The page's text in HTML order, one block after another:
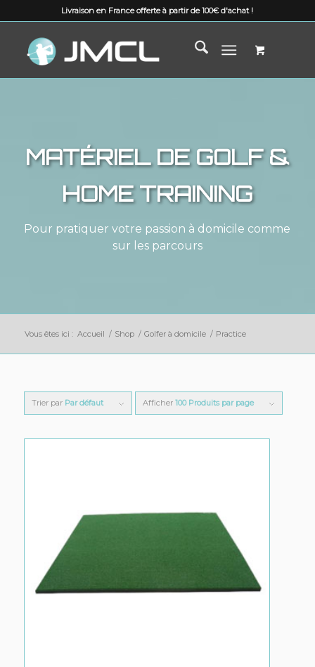
Livraison en France offerte à partir de 100€ d'achat !
MATÉRIEL DE GOLF &
HOME TRAINING
Pour pratiquer votre passion à domicile comme
sur les parcours
Vous êtes ici : Accueil / Shop / Golfer à domicile / Practice
Trier par Par défaut Afficher 100 Produits par page